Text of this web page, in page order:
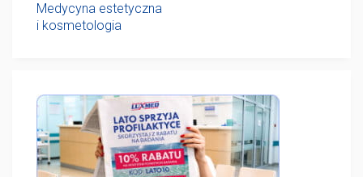
Medycyna estetyczna
i kosmetologia